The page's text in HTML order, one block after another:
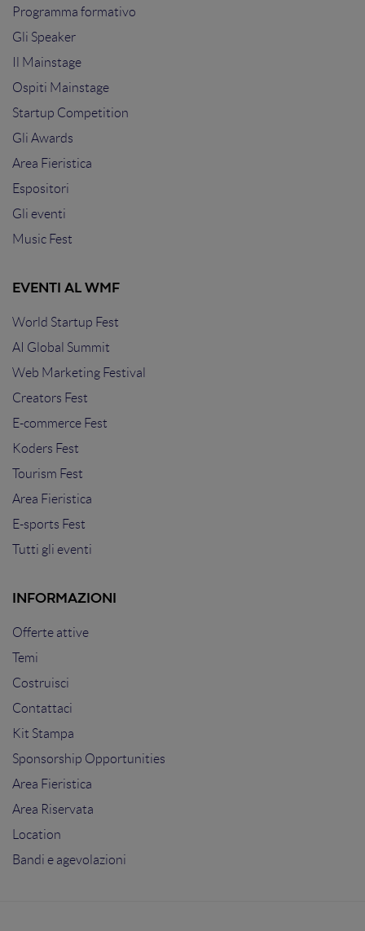
Programma formativo
Gli Speaker
Il Mainstage
Ospiti Mainstage
Startup Competition
Gli Awards
Area Fieristica
Espositori
Gli eventi
Music Fest
EVENTI AL WMF
World Startup Fest
AI Global Summit
Web Marketing Festival
Creators Fest
E-commerce Fest
Koders Fest
Tourism Fest
Area Fieristica
E-sports Fest
Tutti gli eventi
INFORMAZIONI
Offerte attive
Temi
Costruisci
Contattaci
Kit Stampa
Sponsorship Opportunities
Area Fieristica
Area Riservata
Location
Bandi e agevolazioni